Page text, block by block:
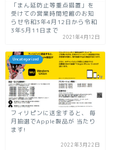
「まん延防止等重点措置」を
受けての営業時間短縮のお知
らせ令和3年4月12日から令和
3年5月11日まで
2021年4月12日
Uncategorized
フィリピンに送金すると、 毎
月抽選でApple製品が 当たり
ます!
2022年3月22日